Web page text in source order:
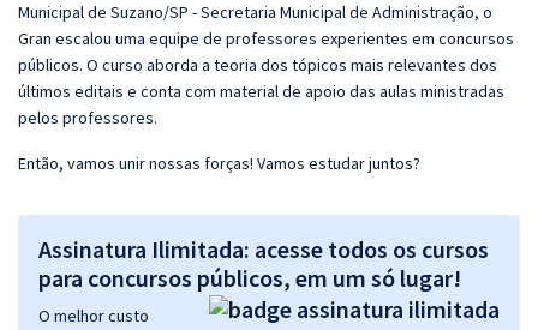
Municipal de Suzano/SP - Secretaria Municipal de Administração, o
Gran escalou uma equipe de professores experientes em concursos
públicos. O curso aborda a teoria dos tópicos mais relevantes dos
últimos editais e conta com material de apoio das aulas ministradas
pelos professores.
Então, vamos unir nossas forças! Vamos estudar juntos?
Assinatura Ilimitada: acesse todos os cursos
para concursos públicos, em um só lugar!
O melhor custo